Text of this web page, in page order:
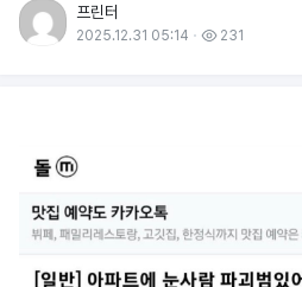
프린터
2025.12.31 05:14 231